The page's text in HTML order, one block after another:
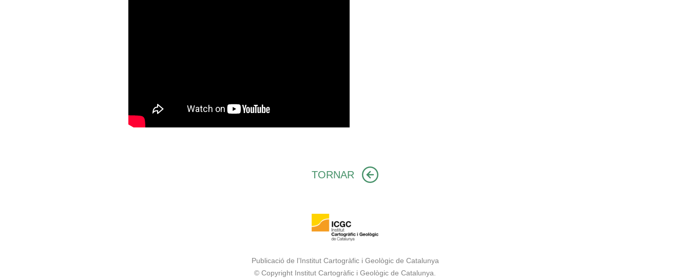
TORNAR
Publicació de l’Institut Cartogràfic i Geològic de Catalunya
© Copyright Institut Cartogràfic i Geològic de Catalunya.